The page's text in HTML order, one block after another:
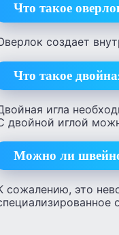
Что такое
создает
Что такое
игла
двойной иглой
Можно ли
сожалению, это